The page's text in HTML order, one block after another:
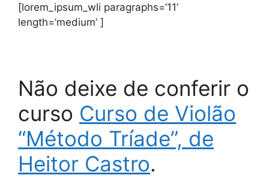
[lorem_ipsum_wli paragraphs=’11’
length=’medium’ ]
Não deixe de conferir o
curso Curso de Violão
“Método Tríade”, de
Heitor Castro.